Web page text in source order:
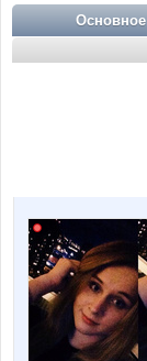
Основное